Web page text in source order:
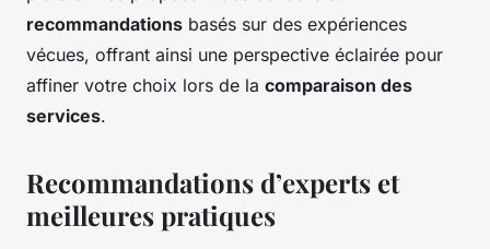
recommandations basés sur des expériences
vécues, offrant ainsi une perspective éclairée pour
affiner votre choix lors de la comparaison des
services.
Recommandations d’experts et
meilleures pratiques